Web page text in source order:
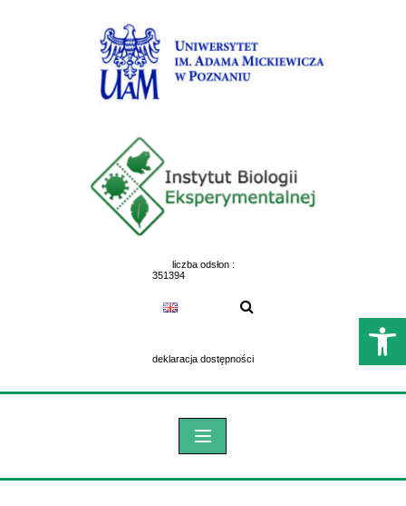
liczba odsłon :
351394
deklaracja dostępności